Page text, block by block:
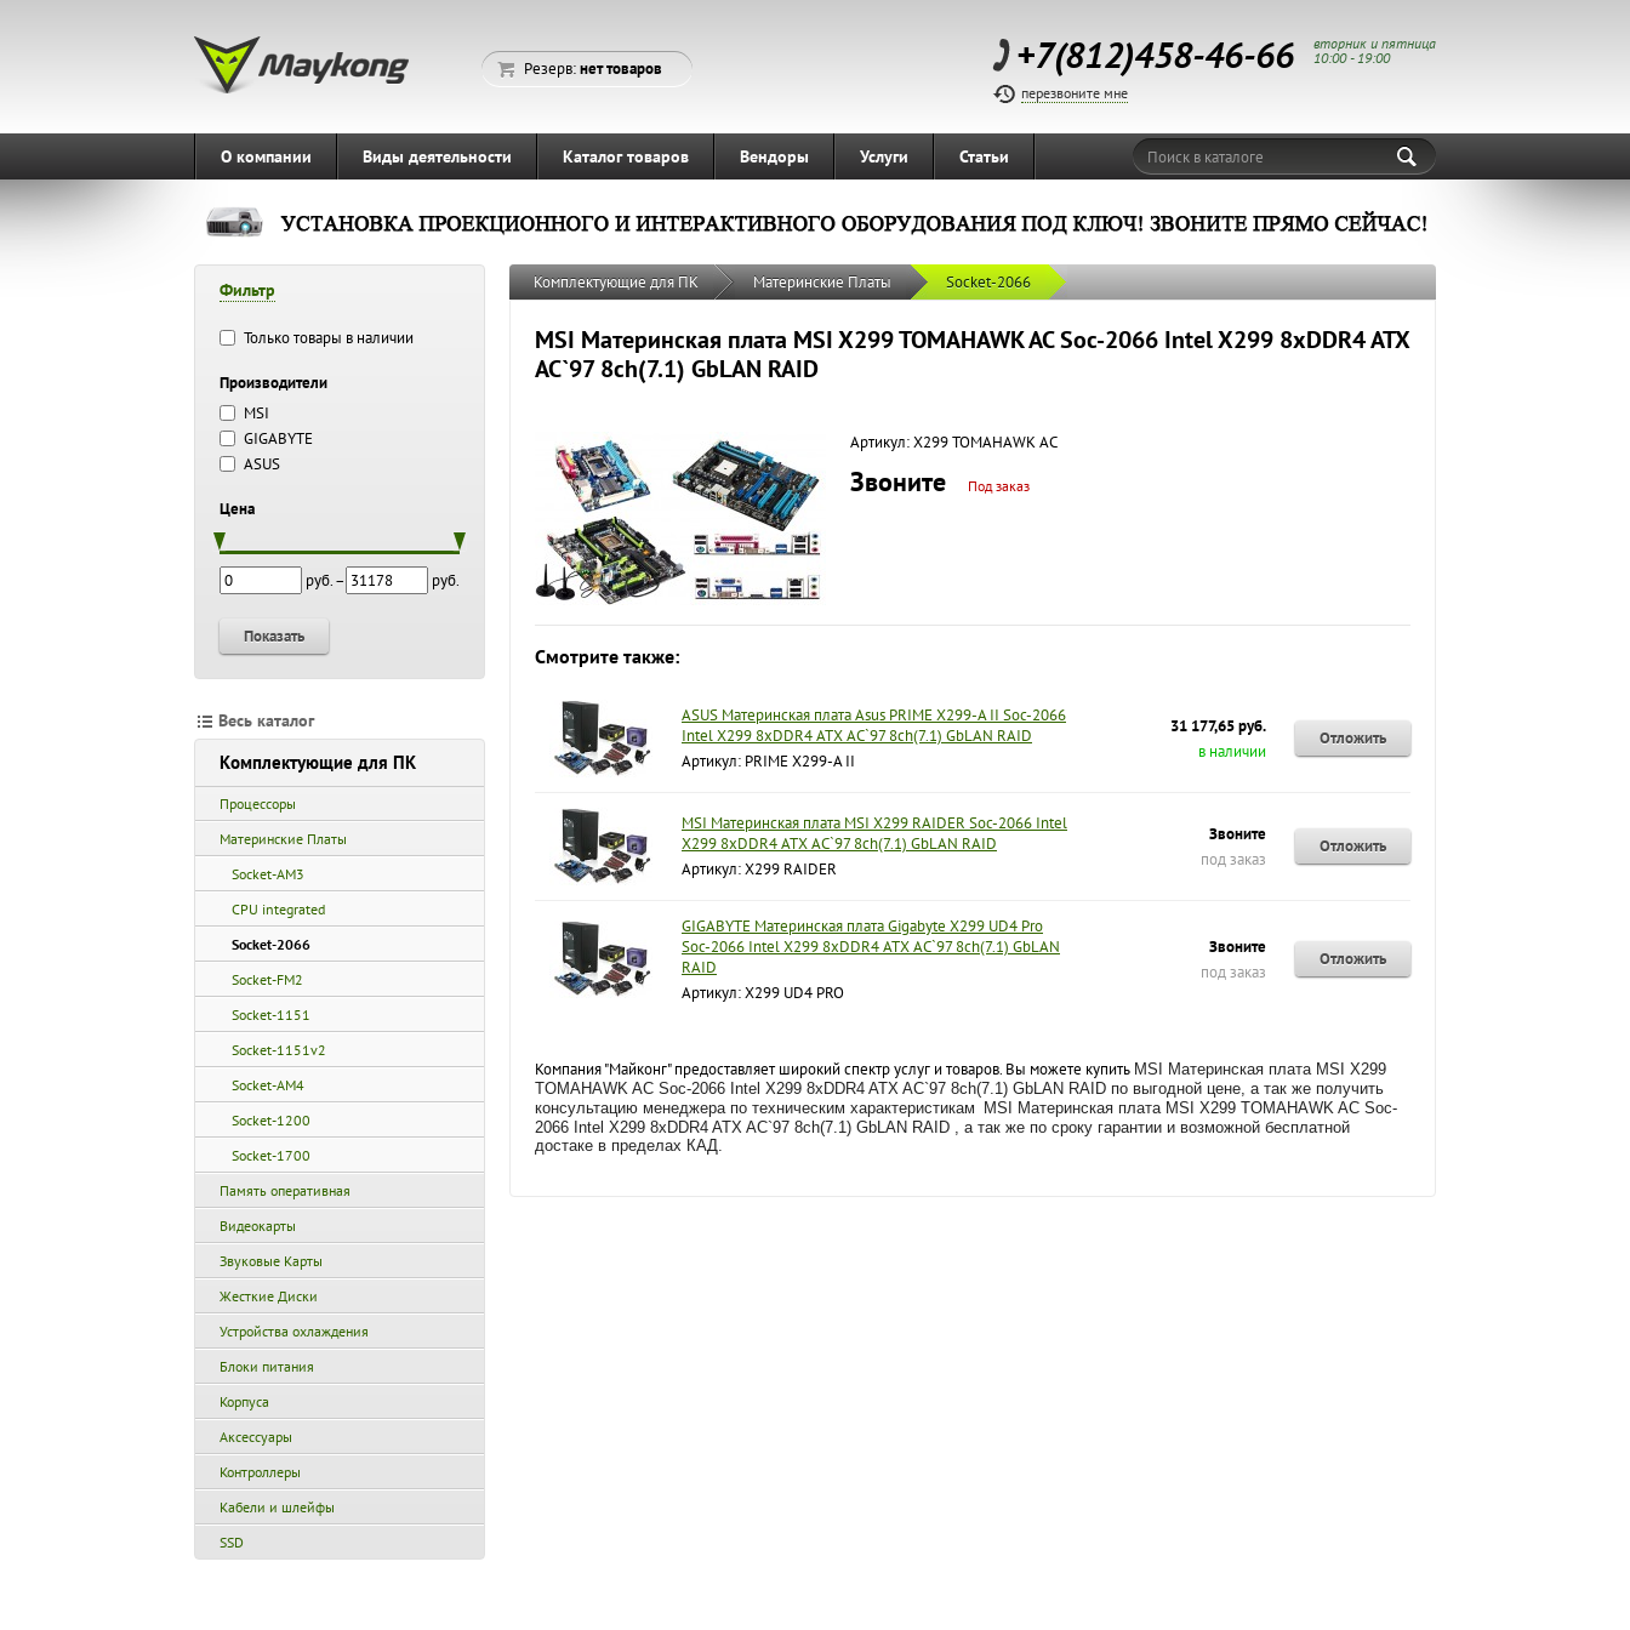
Резерв:нет товаров +7(812)458-46-66
вторник и пятница
10:00 - 19:00
перезвоните мне
О компании Виды деятельности Каталог товаров Вендоры Услуги Статьи Поиск в каталоге
Фильтр
Только товары в наличии
Производители
MSI
GIGABYTE
ASUS
Цена
руб. – руб.
Показать
Весь каталог
Комплектующие для ПК
Процессоры
Материнские Платы
Socket-AM3
CPU integrated
Socket-2066
Socket-FM2
Socket-1151
Socket-1151v2
Socket-AM4
Socket-1200
Socket-1700
Память оперативная
Видеокарты
Звуковые Карты
Жесткие Диски
Устройства охлаждения
Блоки питания
Корпуса
Аксессуары
Контроллеры
Кабели и шлейфы
SSD
Комплектующие для ПК Материнские Платы Socket-2066
MSI Материнская плата MSI X299 TOMAHAWK AC Soc-2066 Intel X299 8xDDR4 ATX
AC`97 8ch(7.1) GbLAN RAID
Артикул:X299 TOMAHAWK AC
Звоните Под заказ
Смотрите также:
ASUS Материнская плата Asus PRIME X299-A II Soc-2066
Intel X299 8xDDR4 ATX AC`97 8ch(7.1) GbLAN RAID
Артикул: PRIME X299-A II
31 177,65 руб.
в наличии
Отложить
MSI Материнская плата MSI X299 RAIDER Soc-2066 Intel
X299 8xDDR4 ATX AC`97 8ch(7.1) GbLAN RAID
Артикул: X299 RAIDER
Звоните
под заказ
Отложить
GIGABYTE Материнская плата Gigabyte X299 UD4 Pro
Soc-2066 Intel X299 8xDDR4 ATX AC`97 8ch(7.1) GbLAN
RAID
Артикул: X299 UD4 PRO
Звоните
под заказ
Отложить
Компания "Майконг" предоставляет широкий спектр услуг и товаров. Вы можете купить MSI Материнская плата MSI X299
TOMAHAWK AC Soc-2066 Intel X299 8xDDR4 ATX AC`97 8ch(7.1) GbLAN RAID по выгодной цене, а так же получить
консультацию менеджера по техническим характеристикам
MSI Материнская плата MSI X299 TOMAHAWK AC Soc-
2066 Intel X299 8xDDR4 ATX AC`97 8ch(7.1) GbLAN RAID , а так же по сроку гарантии и возможной бесплатной
достаке в пределах КАД.